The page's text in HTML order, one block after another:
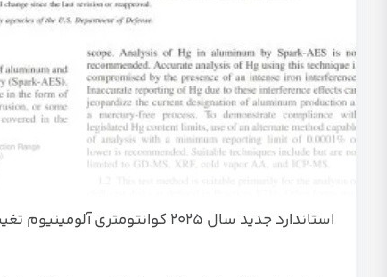
استاندارد جدید سال 2025 کوانتومتری آلومینیوم تغییرات آن نسبت به ورژن قبلی